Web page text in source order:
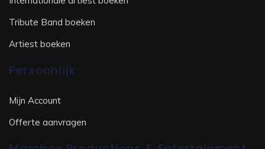
Tribute Band boeken
Artiest boeken
Persoonlijk
Mijn Account
Offerte aanvragen